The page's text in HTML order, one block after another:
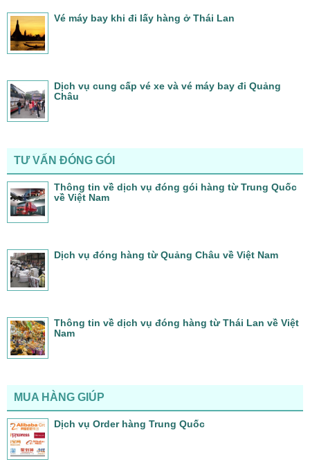
Vé máy bay khi đi lấy hàng ở Thái Lan
Dịch vụ cung cấp vé xe và vé máy bay đi Quảng
Châu
TƯ VẤN ĐÓNG GÓI
Thông tin về dịch vụ đóng gói hàng từ Trung Quốc
về Việt Nam
Dịch vụ đóng hàng từ Quảng Châu về Việt Nam
Thông tin về dịch vụ đóng hàng từ Thái Lan về Việt
Nam
MUA HÀNG GIÚP
Dịch vụ Order hàng Trung Quốc